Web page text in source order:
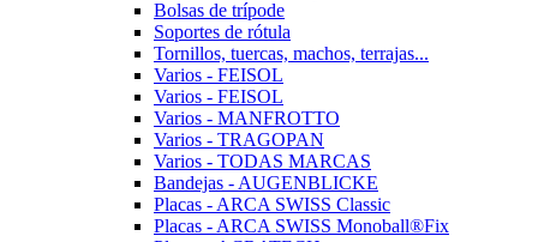
Bolsas de trípode
Soportes de rótula
Tornillos, tuercas, machos, terrajas...
Varios - FEISOL
Varios - FEISOL
Varios - MANFROTTO
Varios - TRAGOPAN
Varios - TODAS MARCAS
Bandejas - AUGENBLICKE
Placas - ARCA SWISS Classic
Placas - ARCA SWISS Monoball®Fix